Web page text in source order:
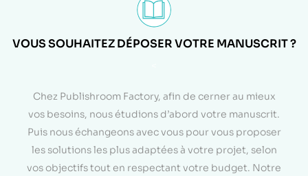
VOUS SOUHAITEZ DÉPOSER VOTRE MANUSCRIT ?
Chez Publishroom Factory, afin de cerner au mieux
vos besoins, nous étudions d’abord votre manuscrit.
Puis nous échangeons avec vous pour vous proposer
les solutions les plus adaptées à votre projet, selon
vos objectifs tout en respectant votre budget. Notre